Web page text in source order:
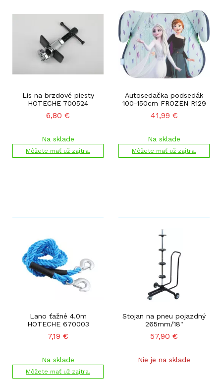
Lis na brzdové piesty
HOTECHE 700524
6,80 €
Na sklade
Môžete mať už zajtra.
Autosedačka podsedák
100-150cm FROZEN R129
41,99 €
Na sklade
Môžete mať už zajtra.
Lano ťažné 4.0m
HOTECHE 670003
7,19 €
Na sklade
Môžete mať už zajtra.
Stojan na pneu pojazdný
265mm/18"
57,90 €
Nie je na sklade